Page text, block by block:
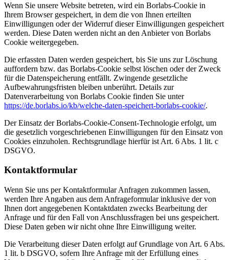
Wenn Sie unsere Website betreten, wird ein Borlabs-Cookie in
Ihrem Browser gespeichert, in dem die von Ihnen erteilten
Einwilligungen oder der Widerruf dieser Einwilligungen gespeichert
werden. Diese Daten werden nicht an den Anbieter von Borlabs
Cookie weitergegeben.
Die erfassten Daten werden gespeichert, bis Sie uns zur Löschung
auffordern bzw. das Borlabs-Cookie selbst löschen oder der Zweck
für die Datenspeicherung entfällt. Zwingende gesetzliche
Aufbewahrungsfristen bleiben unberührt. Details zur
Datenverarbeitung von Borlabs Cookie finden Sie unter
https://de.borlabs.io/kb/welche-daten-speichert-borlabs-cookie/.
Der Einsatz der Borlabs-Cookie-Consent-Technologie erfolgt, um
die gesetzlich vorgeschriebenen Einwilligungen für den Einsatz von
Cookies einzuholen. Rechtsgrundlage hierfür ist Art. 6 Abs. 1 lit. c
DSGVO.
Kontaktformular
Wenn Sie uns per Kontaktformular Anfragen zukommen lassen,
werden Ihre Angaben aus dem Anfrageformular inklusive der von
Ihnen dort angegebenen Kontaktdaten zwecks Bearbeitung der
Anfrage und für den Fall von Anschlussfragen bei uns gespeichert.
Diese Daten geben wir nicht ohne Ihre Einwilligung weiter.
Die Verarbeitung dieser Daten erfolgt auf Grundlage von Art. 6 Abs.
1 lit. b DSGVO, sofern Ihre Anfrage mit der Erfüllung eines